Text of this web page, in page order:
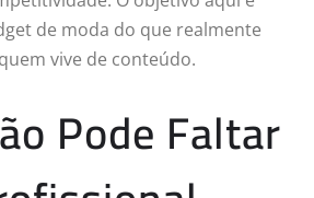
de moda do que realmente
vive de conteúdo.
Pode Faltar